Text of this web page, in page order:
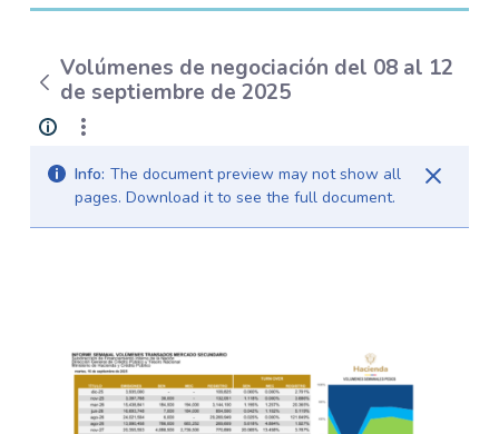
Volúmenes de negociación del 08 al 12
de septiembre de 2025
Info: The document preview may not show all
pages. Download it to see the full document.